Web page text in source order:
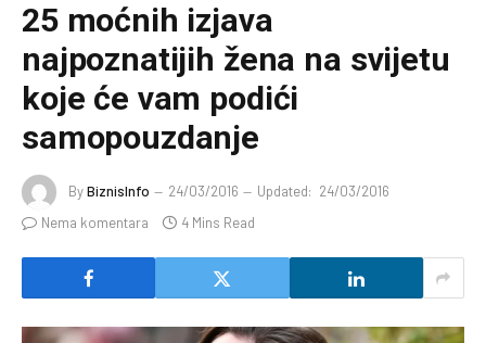
25 moćnih izjava
najpoznatijih žena na svijetu
koje će vam podići
samopouzdanje
ByBiznisInfo 24/03/2016 Updated: 24/03/2016
Nema komentara
4 Mins Read